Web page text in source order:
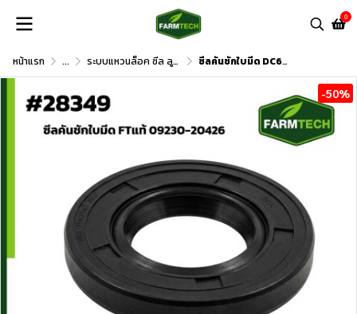
0
หน้าแรก ... ระบบแหวนล็อค ซีล ลูกปืน และอื่นๆ ซีลคันชักใบมีด DC60,DC68,AW
-50%